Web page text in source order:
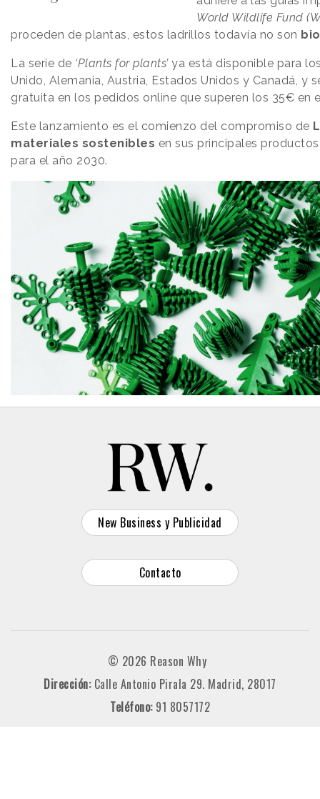
World Wildlife Fund
proceden de plantas, estos ladrillos todavía no son
La serie de ‘Plants for plants’ ya está disponible para
Unido, Alemania, Austria, Estados Unidos y Canadá, y
gratuita en los pedidos online que superen los 35€ en
Este lanzamiento es el comienzo del compromiso de
materiales sostenibles en sus principales
para el año 2030.
New Business y Publicidad
Contacto
© 2026 Reason Why
Dirección: Calle Antonio Pirala 29. Madrid, 28017
Teléfono: 91 8057172